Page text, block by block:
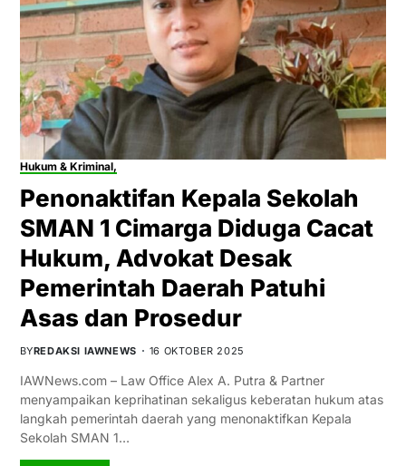
Hukum & Kriminal,
Penonaktifan Kepala Sekolah
SMAN 1 Cimarga Diduga Cacat
Hukum, Advokat Desak
Pemerintah Daerah Patuhi
Asas dan Prosedur
BYREDAKSI IAWNEWS 16 OKTOBER 2025
IAWNews.com – Law Office Alex A. Putra & Partner
menyampaikan keprihatinan sekaligus keberatan hukum atas
langkah pemerintah daerah yang menonaktifkan Kepala
Sekolah SMAN 1…